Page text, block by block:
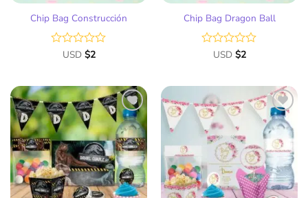
Chip Bag Construcción
Valorado
de
5
USD $2
Chip Bag Dragon Ball
Valorado
de
5
USD $2
Añadir
a la
lista
de
deseos
Añadir
a la
lista
de
deseos